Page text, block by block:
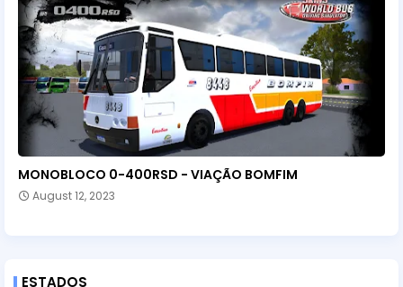
MONOBLOCO 0-400RSD - VIAÇÃO BOMFIM
August 12, 2023
ESTADOS